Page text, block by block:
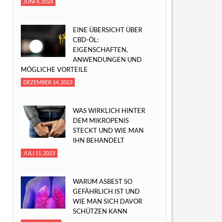
EINE ÜBERSICHT ÜBER
CBD-ÖL:
EIGENSCHAFTEN,
ANWENDUNGEN UND
MÖGLICHE VORTEILE
DEZEMBER 14, 2023
WAS WIRKLICH HINTER
DEM MIKROPENIS
STECKT UND WIE MAN
IHN BEHANDELT
JULI 11, 2023
WARUM ASBEST SO
GEFÄHRLICH IST UND
WIE MAN SICH DAVOR
SCHÜTZEN KANN